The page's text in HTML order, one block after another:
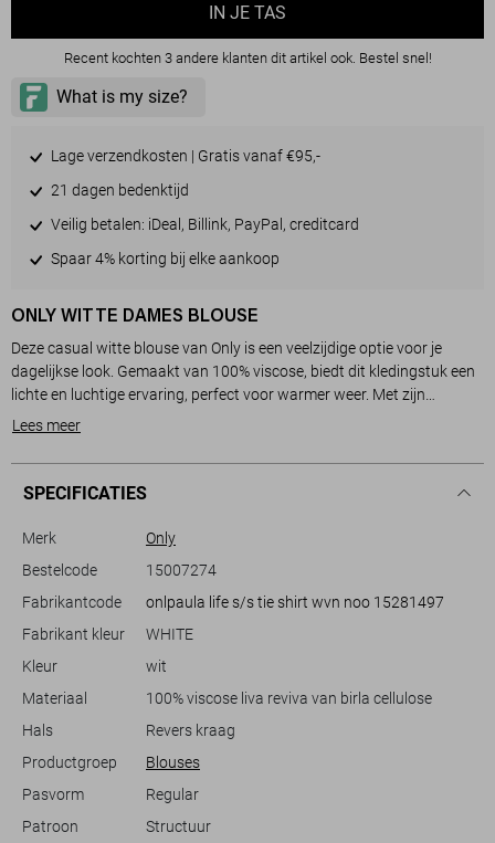
IN JE TAS
Recent kochten 3 andere klanten dit artikel ook. Bestel snel!
Lage verzendkosten | Gratis vanaf €95,-
21 dagen bedenktijd
Veilig betalen: iDeal, Billink, PayPal, creditcard
Spaar 4% korting bij elke aankoop
ONLY WITTE DAMES BLOUSE
Deze casual witte blouse van Only is een veelzijdige optie voor je
dagelijkse look. Gemaakt van 100% viscose, biedt dit kledingstuk een
lichte en luchtige ervaring, perfect voor warmer weer. Met zijn
reverskraag en knoopsluiting voegt het een subtiele elegantie toe aan
lengte met de knoopdetail aan de voorkant zorgt voor een eigentijdse
en ontspannen uitstraling.
Dankzij de regular fit en korte mouwen is deze blouse ideaal voor
wandeling in het park. Combineer hem met een jeans of een leuke rok
voor een frisse, modieuze outfit. De duurzame Liva Reviva viscose
stof maakt het niet alleen een comfortabele keuze, maar ook een
toe aan je garderobe.
Lees meer
SPECIFICATIES
Merk
Only
Bestelcode
15007274
Fabrikantcode
onlpaula life s/s tie shirt wvn noo 15281497
Fabrikant kleur
WHITE
Kleur
wit
Materiaal
100% viscose liva reviva van birla cellulose
Hals
Revers kraag
Productgroep
Blouses
Pasvorm
Regular
Patroon
Structuur